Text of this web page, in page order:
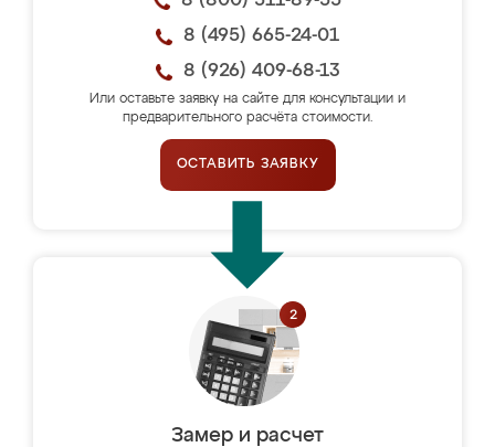
8 (495) 665-24-01
8 (926) 409-68-13
Или оставьте заявку на сайте для консультации и
предварительного расчёта стоимости.
ОСТАВИТЬ ЗАЯВКУ
Замер и расчет